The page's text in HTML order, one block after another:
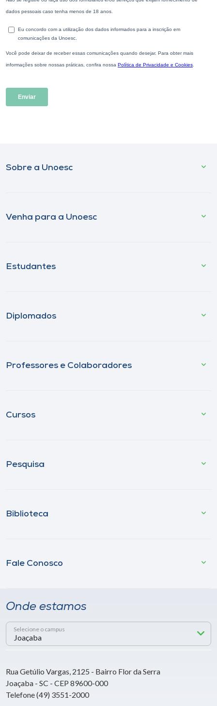
Sobre a Unoesc
Venha para a Unoesc
Estudantes
Diplomados
Professores e Colaboradores
Cursos
Pesquisa
Biblioteca
Fale Conosco
Onde estamos
Selecione o campus
Rua Getúlio Vargas, 2125 - Bairro Flor da Serra
Joaçaba - SC - CEP 89600-000
Telefone (49) 3551-2000